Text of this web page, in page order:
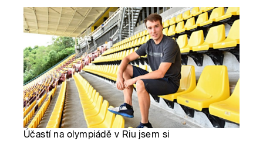
Účastí na olympiádě v Riu jsem si